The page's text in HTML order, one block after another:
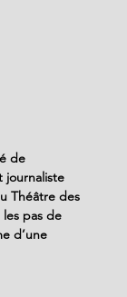
à 20h
de
journaliste
Théâtre des
les pas de
d’une